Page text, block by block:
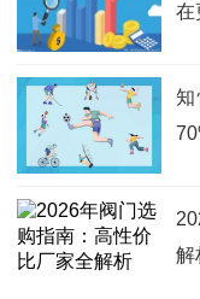
在
解